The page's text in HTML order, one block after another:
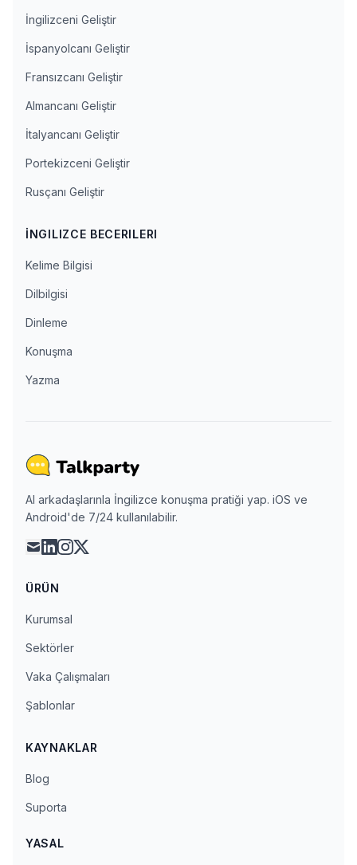
İngilizceni Geliştir
İspanyolcanı Geliştir
Fransızcanı Geliştir
Almancanı Geliştir
İtalyancanı Geliştir
Portekizceni Geliştir
Rusçanı Geliştir
İNGILIZCE BECERILERI
Kelime Bilgisi
Dilbilgisi
Dinleme
Konuşma
Yazma
AI arkadaşlarınla İngilizce konuşma pratiği yap. iOS ve
Android'de 7/24 kullanılabilir.
maillinkedin
instagram
x
ÜRÜN
Kurumsal
Sektörler
Vaka Çalışmaları
Şablonlar
KAYNAKLAR
Blog
Suporta
YASAL